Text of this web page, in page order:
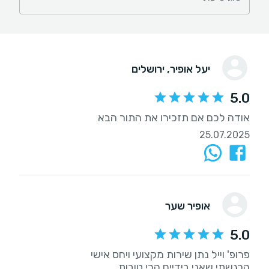
יעל אופיר, ירושלים
5.0
אודה לכם אם תזכירו את התור הבא
25.07.2025
אופיר שער
5.0